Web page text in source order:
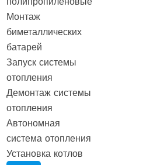
Монтаж
биметаллических
батарей
Запуск системы
отопления
Демонтаж системы
отопления
Автономная
система отопления
Установка котлов